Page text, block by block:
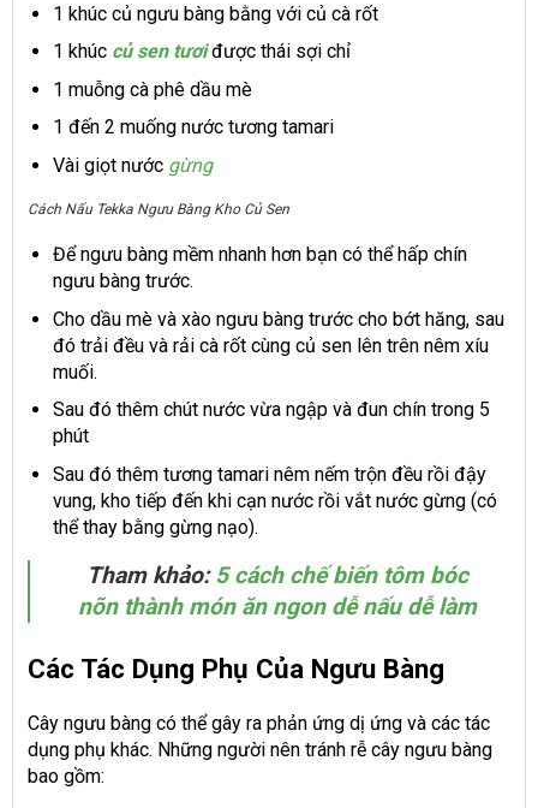
1 khúc củ ngưu bàng bằng với củ cà rốt
1 khúc củ sen tươiđược thái sợi chỉ
1 muỗng cà phê dầu mè
1 đến 2 muống nước tương tamari
Vài giọt nước gừng
Cách Nấu Tekka Ngưu Bàng Kho Củ Sen
Để ngưu bàng mềm nhanh hơn bạn có thể hấp chín
ngưu bàng trước.
Cho dầu mè và xào ngưu bàng trước cho bớt hăng, sau
đó trải đều và rải cà rốt cùng củ sen lên trên nêm xíu
muối.
Sau đó thêm chút nước vừa ngập và đun chín trong 5
phút
Sau đó thêm tương tamari nêm nếm trộn đều rồi đậy
vung, kho tiếp đến khi cạn nước rồi vắt nước gừng (có
thể thay bằng gừng nạo).
Tham khảo: 5 cách chế biến tôm bóc
nõn thành món ăn ngon dễ nấu dễ làm
Các Tác Dụng Phụ Của Ngưu Bàng
Cây ngưu bàng có thể gây ra phản ứng dị ứng và các tác
dụng phụ khác. Những người nên tránh rễ cây ngưu bàng
bao gồm: